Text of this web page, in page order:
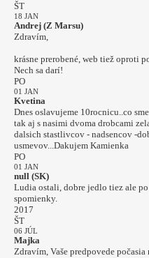
ŠT
18 JAN
Andrej (Z Marsu)
Zdravím,
krásne prerobené, web tiež oproti
Nech sa darí!
PO
01 JAN
Kvetina
Dnes oslavujeme 10rocnicu..co
tak aj s nasimi dvoma drobcami
dalsich stastlivcov - nadsencov -
usmevov...Dakujem Kamienka
PO
01 JAN
null (SK)
Ludia ostali, dobre jedlo tiez ale po
spomienky.
2017
ŠT
06 JÚL
Majka
Zdravím, Vaše predpovede